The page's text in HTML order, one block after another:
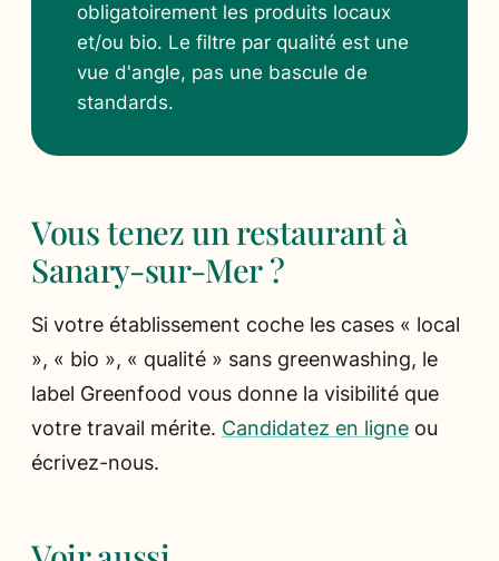
obligatoirement les produits locaux
et/ou bio. Le filtre par qualité est une
vue d'angle, pas une bascule de
standards.
Vous tenez un restaurant à
Sanary-sur-Mer ?
Si votre établissement coche les cases « local
», « bio », « qualité » sans greenwashing, le
label Greenfood vous donne la visibilité que
votre travail mérite. Candidatez en ligne ou
écrivez-nous.